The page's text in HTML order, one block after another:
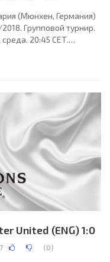
(Мюнхен, Германия)
Групповой турнир.
среда. 20:45 СЕТ.
Главный арбитр:
Дополнительные
United (ENG) 1:0
(0)